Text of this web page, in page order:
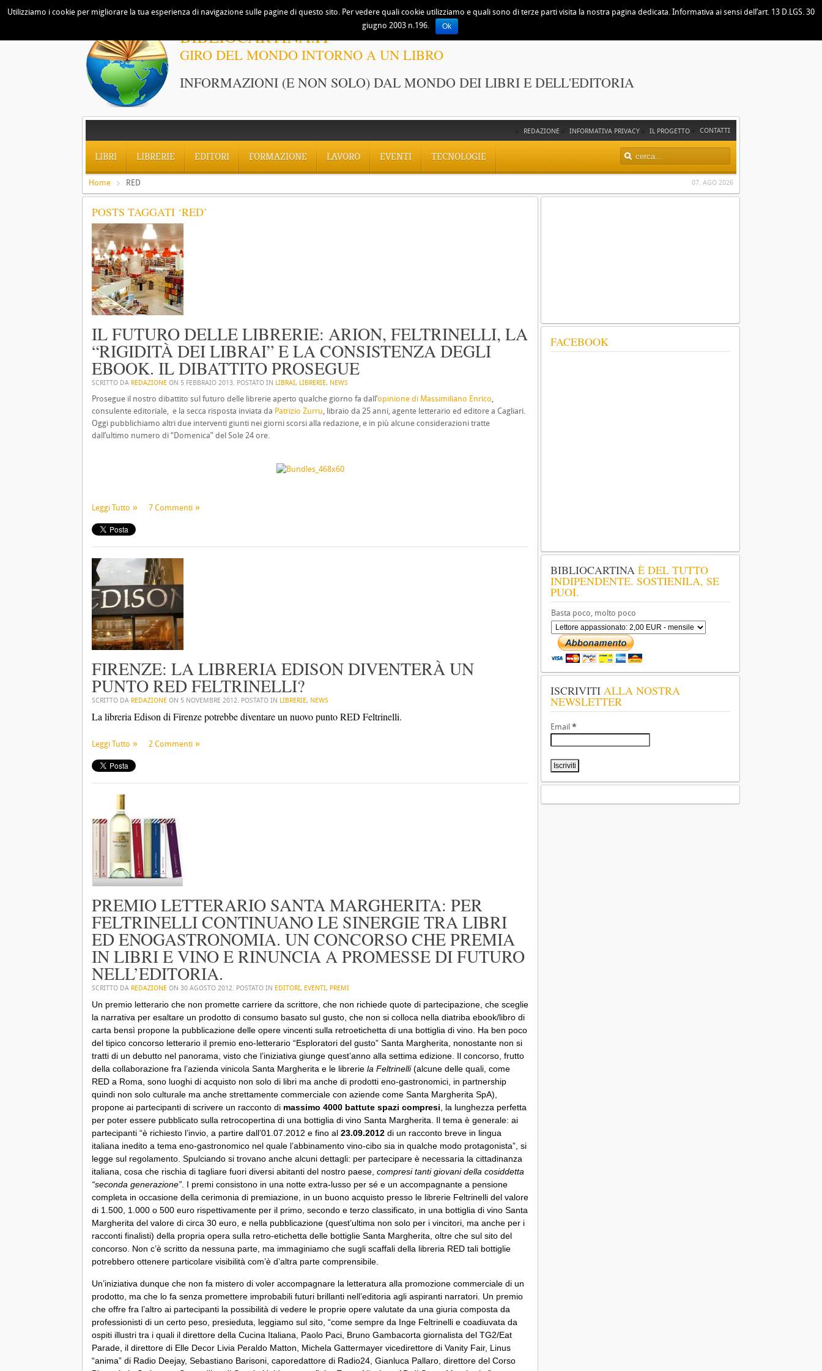
BIBLIOCARTINA.IT
GIRO DEL MONDO INTORNO A UN LIBRO
INFORMAZIONI (E NON SOLO) DAL MONDO DEI LIBRI E DELL'EDITORIA
CONTATTI
IL PROGETTO
INFORMATIVA PRIVACY
REDAZIONE
LIBRI LIBRERIE EDITORI FORMAZIONE LAVORO EVENTI TECNOLOGIE
07. AGO 2026
Home RED
POSTS TAGGATI ‘RED’
IL FUTURO DELLE LIBRERIE: ARION, FELTRINELLI, LA
“RIGIDITÀ DEI LIBRAI” E LA CONSISTENZA DEGLI
EBOOK. IL DIBATTITO PROSEGUE
SCRITTO DA REDAZIONE ON 5 FEBBRAIO 2013. POSTATO IN LIBRAI, LIBRERIE, NEWS
Prosegue il nostro dibattito sul futuro delle librerie aperto qualche giorno fa dall’opinione di Massimiliano Enrico,
consulente editoriale, e la secca risposta inviata da Patrizio Zurru, libraio da 25 anni, agente letterario ed editore a Cagliari.
Oggi pubblichiamo altri due interventi giunti nei giorni scorsi alla redazione, e in più alcune considerazioni tratte
dall’ultimo numero di “Domenica” del Sole 24 ore.
Leggi Tutto 7 Commenti
FIRENZE: LA LIBRERIA EDISON DIVENTERÀ UN
PUNTO RED FELTRINELLI?
SCRITTO DA REDAZIONE ON 5 NOVEMBRE 2012. POSTATO IN LIBRERIE, NEWS
La libreria Edison di Firenze potrebbe diventare un nuovo punto RED Feltrinelli.
Leggi Tutto 2 Commenti
PREMIO LETTERARIO SANTA MARGHERITA: PER
FELTRINELLI CONTINUANO LE SINERGIE TRA LIBRI
ED ENOGASTRONOMIA. UN CONCORSO CHE PREMIA
IN LIBRI E VINO E RINUNCIA A PROMESSE DI FUTURO
NELL’EDITORIA.
SCRITTO DA REDAZIONE ON 30 AGOSTO 2012. POSTATO IN EDITORI, EVENTI, PREMI
Un premio letterario che non promette carriere da scrittore, che non richiede quote di partecipazione, che sceglie
la narrativa per esaltare un prodotto di consumo basato sul gusto, che non si colloca nella diatriba ebook/libro di
carta bensì propone la pubblicazione delle opere vincenti sulla retroetichetta di una bottiglia di vino. Ha ben poco
del tipico concorso letterario il premio eno-letterario “Esploratori del gusto” Santa Margherita , nonostante non si
tratti di un debutto nel panorama, visto che l’iniziativa giunge quest’anno alla settima edizione. Il concorso, frutto
della collaborazione fra l’azienda vinicola Santa Margherita e le librerie la Feltrinelli(alcune delle quali, come
RED a Roma, sono luoghi di acquisto non solo di libri ma anche di prodotti eno-gastronomici, in partnership
quindi non solo culturale ma anche strettamente commerciale con aziende come Santa Margherita SpA),
propone ai partecipanti di scrivere un racconto di massimo 4000 battute spazi compresi , la lunghezza perfetta
per poter essere pubblicato sulla retrocopertina di una bottiglia di vino Santa Margherita. Il tema è generale: ai
partecipanti “è richiesto l’invio, a partire dall’01.07.2012 e fino al 23.09.2012 di un racconto breve in lingua
italiana inedito a tema eno-gastronomico nel quale l’abbinamento vino-cibo sia in qualche modo protagonista”, si
legge sul regolamento . Spulciando si trovano anche alcuni dettagli: per partecipare è necessaria la cittadinanza
italiana, cosa che rischia di tagliare fuori diversi abitanti del nostro paese, compresi tanti giovani della cosiddetta
“seconda generazione” . I premi consistono in una notte extra-lusso per sé e un accompagnante a pensione
completa in occasione della cerimonia di premiazione, in un buono acquisto presso le librerie Feltrinelli del valore
di 1.500, 1.000 o 500 euro rispettivamente per il primo, secondo e terzo classificato, in una bottiglia di vino Santa
Margherita del valore di circa 30 euro, e nella pubblicazione (quest’ultima non solo per i vincitori, ma anche per i
racconti finalisti) della propria opera sulla retro-etichetta delle bottiglie Santa Margherita, oltre che sul sito del
concorso. Non c’è scritto da nessuna parte, ma immaginiamo che sugli scaffali della libreria RED tali bottiglie
potrebbero ottenere particolare visibilità com’è d’altra parte comprensibile.
Un’iniziativa dunque che non fa mistero di voler accompagnare la letteratura alla promozione commerciale di un
prodotto, ma che lo fa senza promettere improbabili futuri brillanti nell’editoria agli aspiranti narratori. Un premio
che offre fra l’altro ai partecipanti la possibilità di vedere le proprie opere valutate da una giuria composta da
professionisti di un certo peso, presieduta, leggiamo sul sito, “come sempre da Inge Feltrinelli e coadiuvata da
ospiti illustri tra i quali il direttore della Cucina Italiana, Paolo Paci, Bruno Gambacorta giornalista del TG2/Eat
Parade, il direttore di Elle Decor Livia Peraldo Matton, Michela Gattermayer vicedirettore di Vanity Fair, Linus
“anima” di Radio Deejay, Sebastiano Barisoni, caporedattore di Radio24, Gianluca Pallaro, direttore del Corso
FACEBOOK
BIBLIOCARTINA È DEL TUTTO
INDIPENDENTE. SOSTIENILA, SE
PUOI.
Basta poco, molto poco
ISCRIVITI ALLA NOSTRA
NEWSLETTER
Email *
Utilizziamo i cookie per migliorare la tua esperienza di navigazione sulle pagine di questo sito. Per vedere quali cookie utilizziamo e quali sono di terze parti visita la nostra pagina dedicata. Informativa ai sensi dell’art. 13 D.LGS. 30
giugno 2003 n.196.
Ok